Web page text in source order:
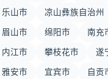
乐山市 凉山彝族自治州
眉山市 绵阳市 南充
内江市 攀枝花市 遂
雅安市 宜宾市 自贡